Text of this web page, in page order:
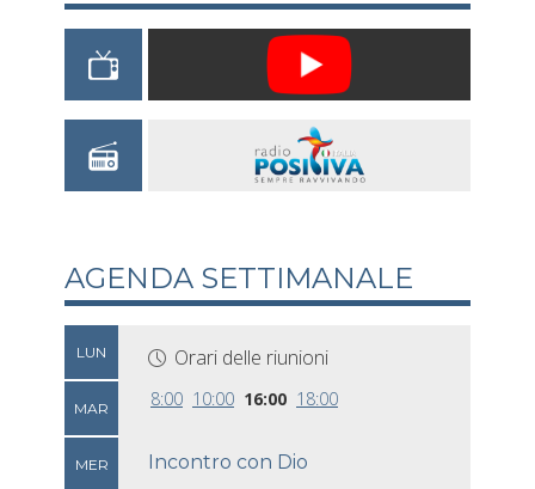
AGENDA SETTIMANALE
LUN
MAR
MER
Orari delle riunioni
8:00 10:00 16:00 18:00
Incontro con Dio